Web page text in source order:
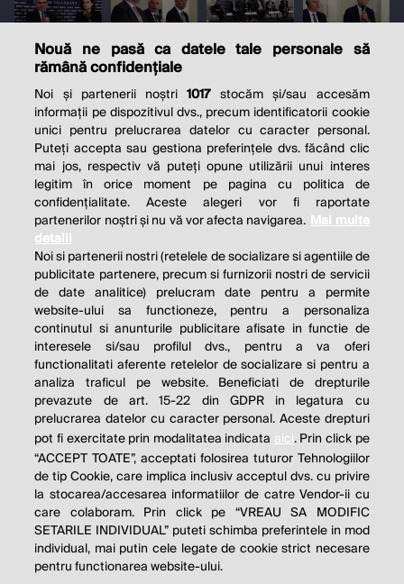
Nouă ne pasă ca datele tale personale să
rămână confidențiale
Noi și partenerii noștri1017 stocăm și/sau accesăm
informații pe dispozitivul dvs., precum identificatorii cookie
unici pentru prelucrarea datelor cu caracter personal.
Puteți accepta sau gestiona preferințele dvs. făcând clic
mai jos, respectiv vă puteți opune utilizării unui interes
legitim în orice moment pe pagina cu politica de
confidențialitate. Aceste alegeri vor fi raportate
partenerilor noștri și nu vă vor afecta navigarea. Mai multe
detalii
Noi si partenerii nostri (retelele de socializare si agentiile de
publicitate partenere, precum si furnizorii nostri de servicii
de date analitice) prelucram date pentru a permite
website-ului sa functioneze, pentru a personaliza
continutul si anunturile publicitare afisate in functie de
interesele si/sau profilul dvs., pentru a va oferi
functionalitati aferente retelelor de socializare si pentru a
analiza traficul pe website. Beneficiati de drepturile
prevazute de art. 15-22 din GDPR in legatura cu
prelucrarea datelor cu caracter personal. Aceste drepturi
pot fi exercitate prin modalitatea indicata aici. Prin click pe
“ACCEPT TOATE”, acceptati folosirea tuturor Tehnologiilor
de tip Cookie, care implica inclusiv acceptul dvs. cu privire
la stocarea/accesarea informatiilor de catre Vendor-ii cu
care colaboram. Prin click pe “VREAU SA MODIFIC
SETARILE INDIVIDUAL” puteti schimba preferintele in mod
individual, mai putin cele legate de cookie strict necesare
pentru functionarea website-ului.